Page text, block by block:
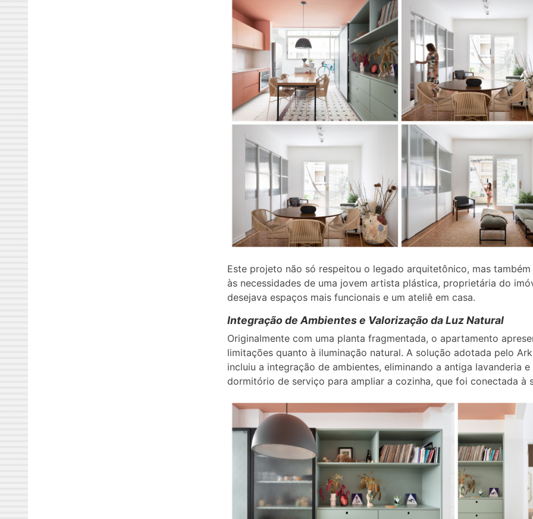
Este projeto não só respeitou o legado arquitetônico, mas também
às necessidades de uma jovem artista plástica, proprietária do
desejava espaços mais funcionais e um ateliê em casa.
Integração de Ambientes e Valorização da Luz Natural
Originalmente com uma planta fragmentada, o apartamento
limitações quanto à iluminação natural. A solução adotada pelo
incluiu a integração de ambientes, eliminando a antiga lavanderia e
dormitório de serviço para ampliar a cozinha, que foi conectada à